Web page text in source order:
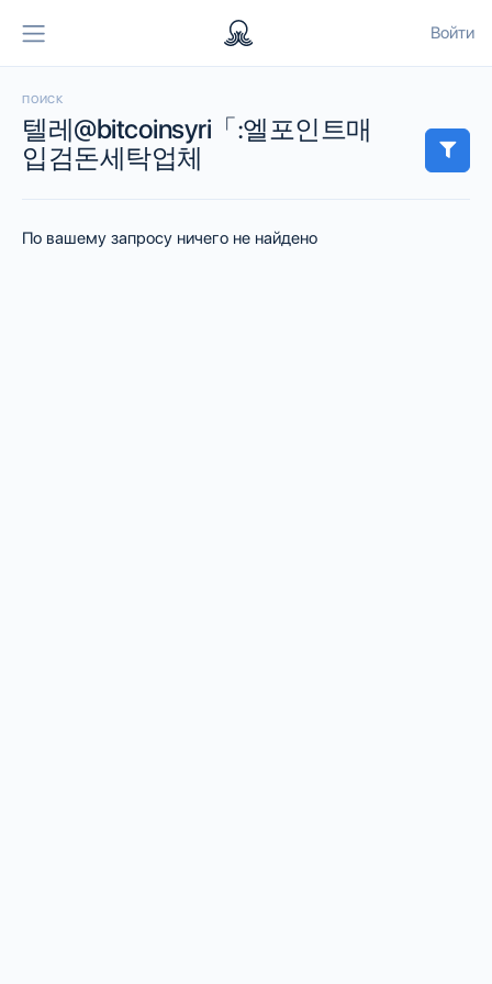
Войти
ПОИСК
텔레@bitcoinsyri「:엘포인트매
입검돈세탁업체
По вашему запросу ничего не найдено